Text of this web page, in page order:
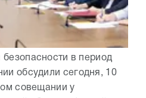
в период
обсудили сегодня, 10
совещании у